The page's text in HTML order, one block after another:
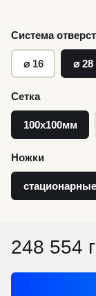
Система
⌀ 16 ⌀ 28
Сетка
100х100мм
Ножки
стационарные
248 554